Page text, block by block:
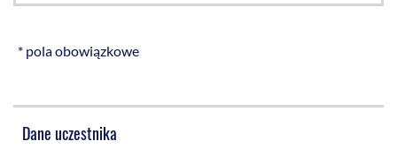
* pola obowiązkowe
Dane uczestnika